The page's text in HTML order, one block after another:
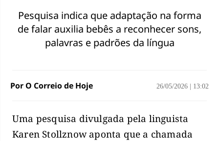
Pesquisa indica que adaptação na forma
de falar auxilia bebês a reconhecer sons,
palavras e padrões da língua
Por O Correio de Hoje 26/05/2026 13:02
Uma pesquisa divulgada pela linguista
Karen Stollznow aponta que a chamada